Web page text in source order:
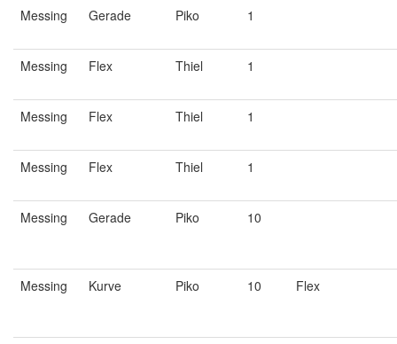
Messing Gerade Piko 1
Messing Flex Thiel 1
Messing Flex Thiel 1
Messing Flex Thiel 1
Messing Gerade Piko 10
Messing Kurve Piko 10 Flex